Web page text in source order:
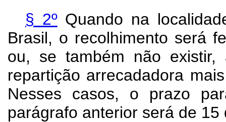
§ 2ºQuando na
Brasil, o recolhimento será
ou, se também não
repartição arrecadadora
Nesses casos, o prazo
parágrafo anterior será de 15